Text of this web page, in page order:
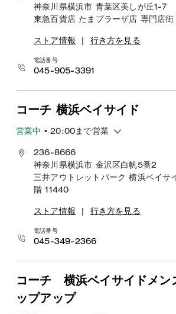
神奈川県横浜市 青葉区美しが丘1-7
東急百貨店 たまプラーザ店 専門店街
ストア情報 行き方を見る
電話番号
045-905-3391
コーチ 横浜ベイサイド
営業中 • 20:00まで営業
236-8666
神奈川県横浜市 金沢区白帆5番2
三井アウトレットパーク 横浜ベイ
階 11440
ストア情報 行き方を見る
電話番号
045-349-2366
コーチ 横浜ベイサイドメン
ップアップ